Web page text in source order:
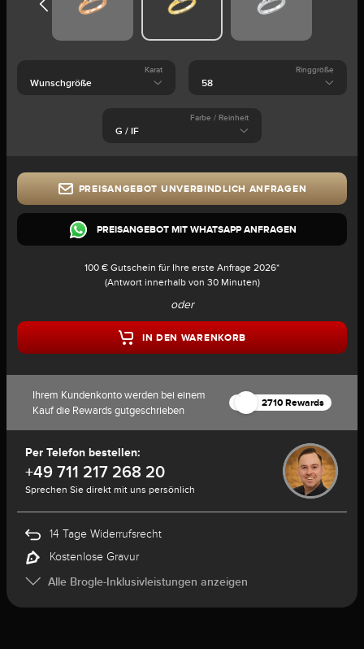
Karat Ringgröße
Farbe / Reinheit
PREISANGEBOT UNVERBINDLICH ANFRAGEN
PREISANGEBOT MIT WHATSAPP ANFRAGEN
100 € Gutschein für Ihre erste Anfrage 2026*
(Antwort innerhalb von 30 Minuten)
oder
IN DEN WARENKORB
Ihrem Kundenkonto werden bei einem
Kauf die Rewards gutgeschrieben
2710 Rewards
Per Telefon bestellen:
+49 711 217 268 20
Sprechen Sie direkt mit uns persönlich
14 Tage Widerrufsrecht
Kostenlose Gravur
Alle Brogle-Inklusivleistungen anzeigen